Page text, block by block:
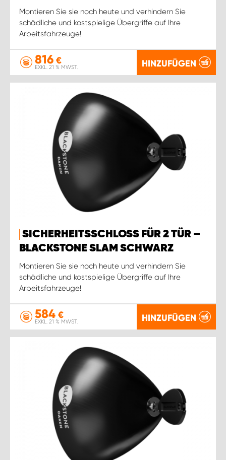
Montieren Sie sie noch heute und verhindern Sie
schädliche und kostspielige Übergriffe auf Ihre
Arbeitsfahrzeuge!
816 €
EXKL. 21 % MWST. HINZUFÜGEN
SICHERHEITSSCHLOSS FÜR 2 TÜR –
BLACKSTONE SLAM SCHWARZ
Montieren Sie sie noch heute und verhindern Sie
schädliche und kostspielige Übergriffe auf Ihre
Arbeitsfahrzeuge!
584 €
EXKL. 21 % MWST. HINZUFÜGEN